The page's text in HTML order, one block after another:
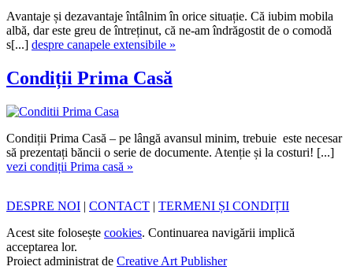
Avantaje și dezavantaje întâlnim în orice situație. Că iubim mobila
albă, dar este greu de întreținut, că ne-am îndrăgostit de o comodă
s[...] despre canapele extensibile »
Condiții Prima Casă
Condiții Prima Casă – pe lângă avansul minim, trebuie este necesar
să prezentați băncii o serie de documente. Atenție și la costuri! [...]
vezi condiții Prima casă »
DESPRE NOI | CONTACT | TERMENI ȘI CONDIȚII
Acest site folosește cookies. Continuarea navigării implică
acceptarea lor.
Proiect administrat de Creative Art Publisher